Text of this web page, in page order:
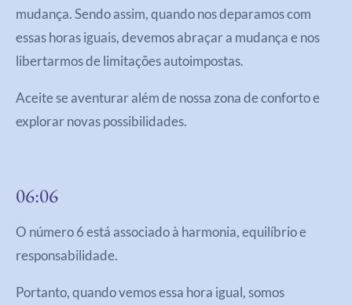
mudança. Sendo assim, quando nos deparamos com
essas horas iguais, devemos abraçar a mudança e nos
libertarmos de limitações autoimpostas.
Aceite se aventurar além de nossa zona de conforto e
explorar novas possibilidades.
06:06
O número 6 está associado à harmonia, equilíbrio e
responsabilidade.
Portanto, quando vemos essa hora igual, somos